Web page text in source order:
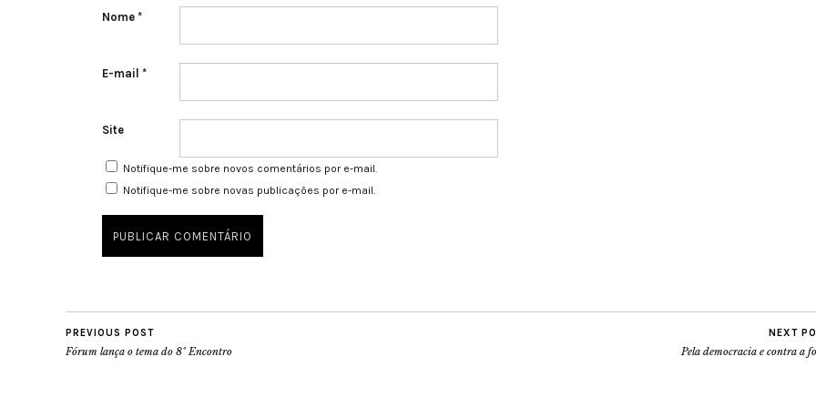
Nome *
E-mail *
Site
Notifique-me sobre novos comentários por e-mail.
Notifique-me sobre novas publicações por e-mail.
PREVIOUS POST
Fórum lança o tema do 8º Encontro
NEXT
Pela democracia e contra a